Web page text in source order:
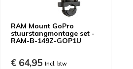
RAM Mount GoPro
stuurstangmontage set -
RAM-B-149Z-GOP1U
€ 64,95 Incl. btw